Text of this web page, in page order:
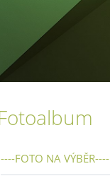
----FOTO NA VÝBĚR----